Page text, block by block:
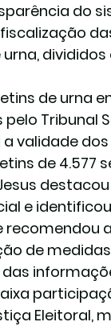
do
de urna
Tribunal
validade
de 4.577
e
de
Eleitoral,